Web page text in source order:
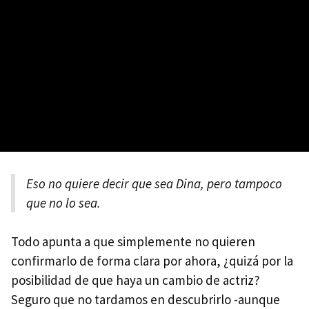
Eso no quiere decir que sea Dina, pero tampoco
que no lo sea.
Todo apunta a que simplemente no quieren
confirmarlo de forma clara por ahora, ¿quizá por la
posibilidad de que haya un cambio de actriz?
Seguro que no tardamos en descubrirlo -aunque